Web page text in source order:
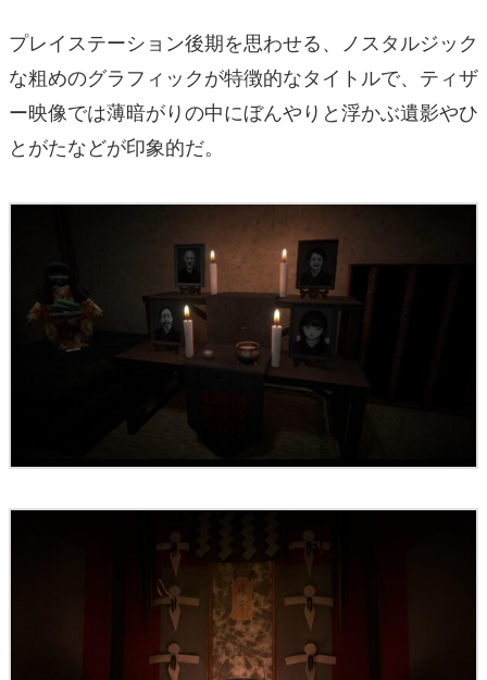
プレイステーション後期を思わせる、ノスタルジック
な粗めのグラフィックが特徴的なタイトルで、ティザ
ー映像では薄暗がりの中にぼんやりと浮かぶ遺影やひ
とがたなどが印象的だ。